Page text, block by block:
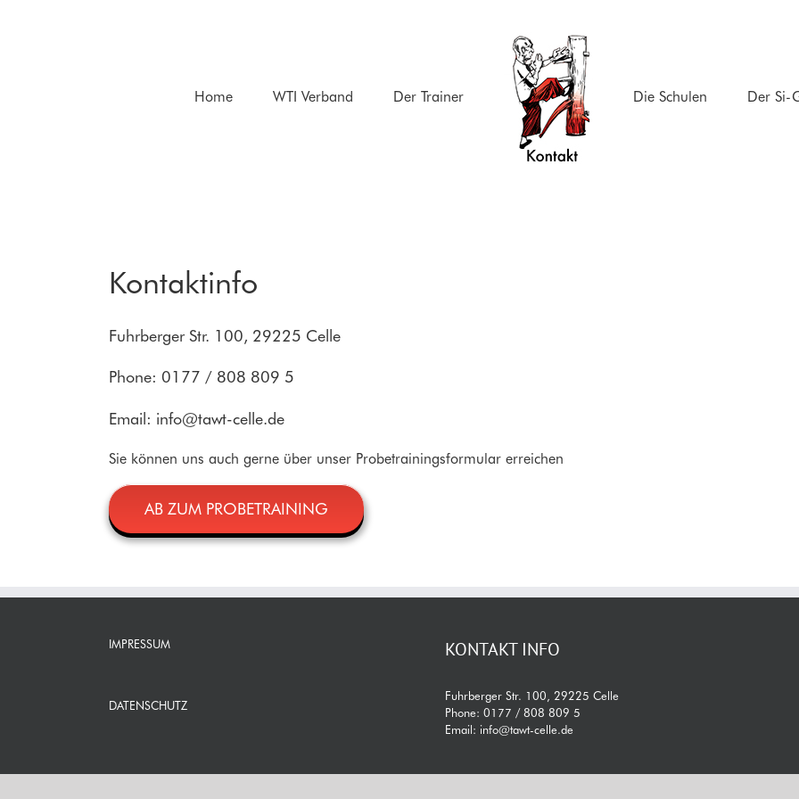
Home WTI Verband Der Trainer Die Schulen Der Si-
Kontaktinfo
Fuhrberger Str. 100, 29225 Celle
Phone: 0177 / 808 809 5
Email: info@tawt-celle.de
Sie können uns auch gerne über unser Probetrainingsformular erreichen
AB ZUM PROBETRAINING
IMPRESSUM
DATENSCHUTZ
KONTAKT INFO
Fuhrberger Str. 100, 29225 Celle
Phone: 0177 / 808 809 5
Email: info@tawt-celle.de